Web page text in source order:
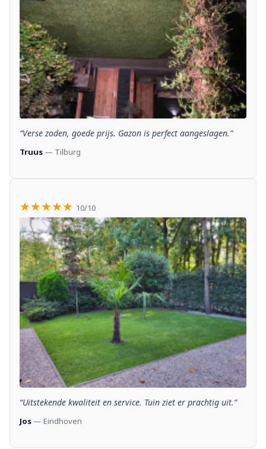
“Verse zoden, goede prijs. Gazon is perfect aangeslagen.”
Truus — Tilburg
★★★★★ 10/10
“Uitstekende kwaliteit en service. Tuin ziet er prachtig uit.”
Jos — Eindhoven